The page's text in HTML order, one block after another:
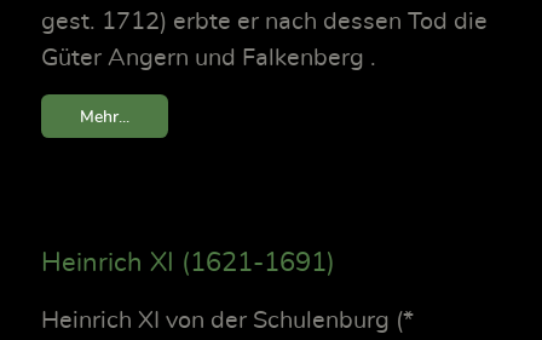
gest. 1712) erbte er nach dessen Tod die
Güter Angern und Falkenberg .
Mehr...
Heinrich XI (1621-1691)
Heinrich XI von der Schulenburg (*